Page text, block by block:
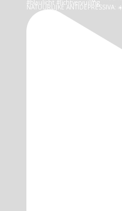
NATUURLIJKE